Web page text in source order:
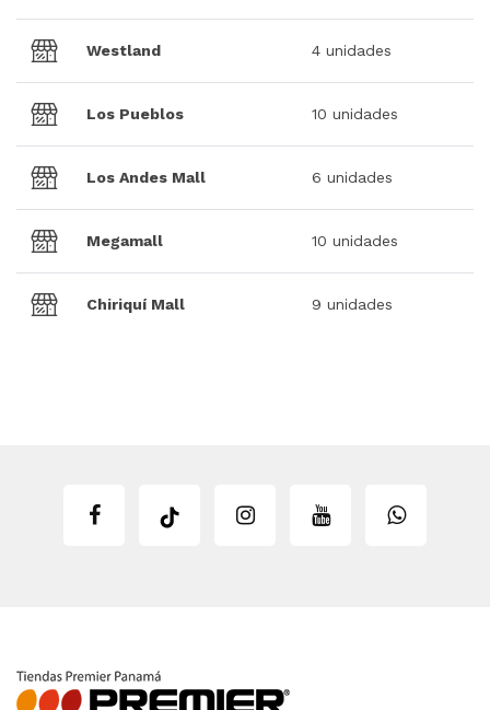
Westland 4 unidades
Los Pueblos 10 unidades
Los Andes Mall 6 unidades
Megamall 10 unidades
Chiriquí Mall 9 unidades